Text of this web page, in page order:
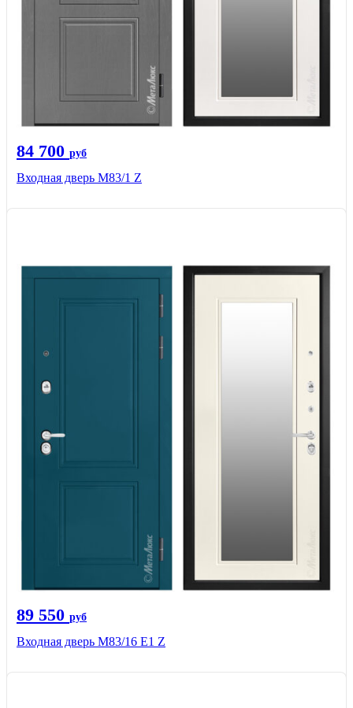
84 700 руб
Входная дверь M83/1 Z
89 550 руб
Входная дверь M83/16 Е1 Z